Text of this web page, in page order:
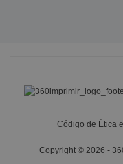
Código de Ética
Copyright © 2026 -